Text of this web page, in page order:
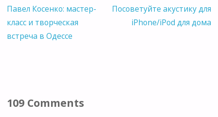
Павел Косенко: мастер-
класс и творческая
встреча в Одессе
Посоветуйте акустику для
iPhone/iPod для дома
109 Comments